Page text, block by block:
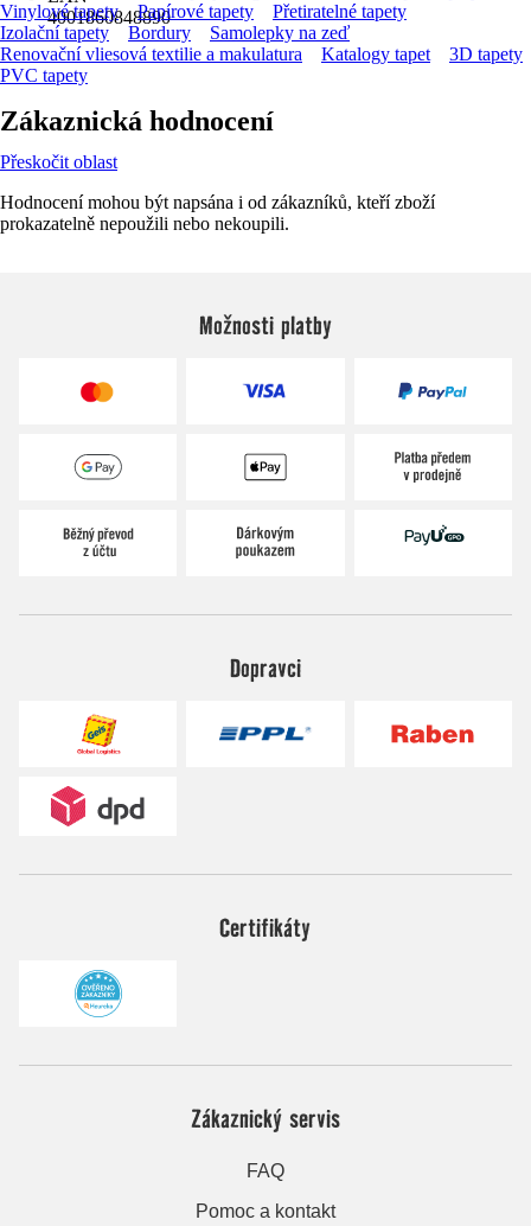
4001860848890
Vinylové tapety
Papírové tapety
Přetiratelné tapety
Izolační tapety
Bordury
Samolepky na zeď
Renovační vliesová textilie a makulatura
Katalogy tapet
3D tapety
PVC tapety
Zákaznická hodnocení
Přeskočit oblast
Hodnocení mohou být napsána i od zákazníků, kteří zboží
prokazatelně nepoužili nebo nekoupili.
Možnosti platby
Dopravci
Certifikáty
Zákaznický servis
FAQ
Pomoc a kontakt